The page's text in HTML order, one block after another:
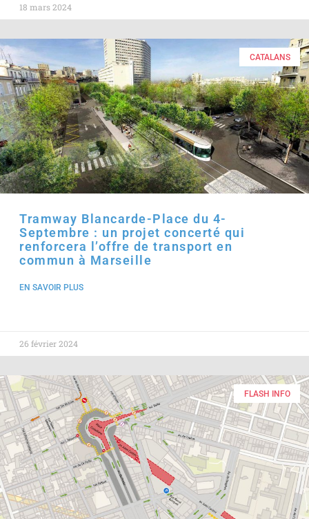
18 mars 2024
CATALANS
Tramway Blancarde-Place du 4-
Septembre : un projet concerté qui
renforcera l’offre de transport en
commun à Marseille
EN SAVOIR PLUS
26 février 2024
FLASH INFO